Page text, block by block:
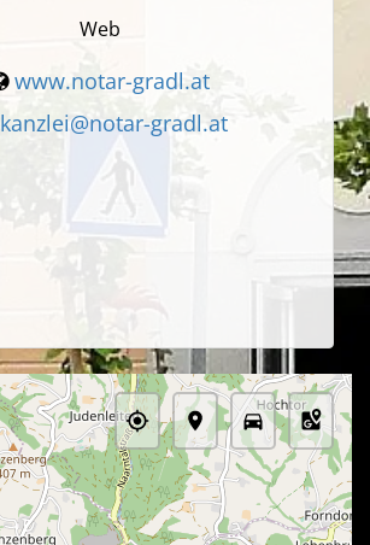
Web
www.notar-gradl.at
kanzlei@notar-gradl.at